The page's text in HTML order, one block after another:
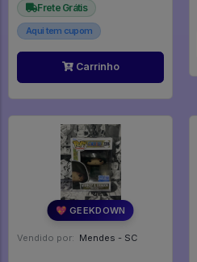
Frete Grátis
Aqui tem cupom
Carrinho
💖 GEEKDOWN
Vendido por: Mendes - SC